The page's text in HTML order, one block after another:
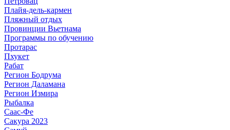
Плайя-дель-кармен
Пляжный отдых
Провинции Вьетнама
Программы по обучению
Протарас
Пхукет
Рабат
Регион Бодрума
Регион Даламана
Регион Измира
Рыбалка
Саас-Фе
Сакура 2023